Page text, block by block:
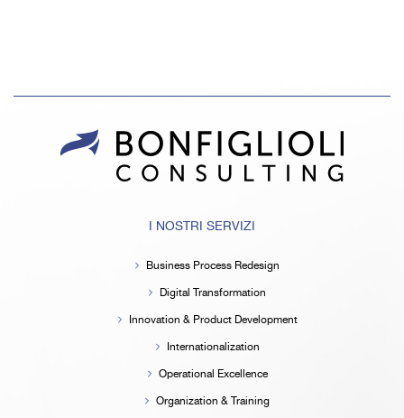
I NOSTRI SERVIZI
Business Process Redesign
Digital Transformation
Innovation & Product Development
Internationalization
Operational Excellence
Organization & Training